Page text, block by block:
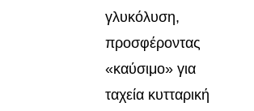
γλυκόλυση,
προσφέροντας
«καύσιμο» για
ταχεία κυτταρική